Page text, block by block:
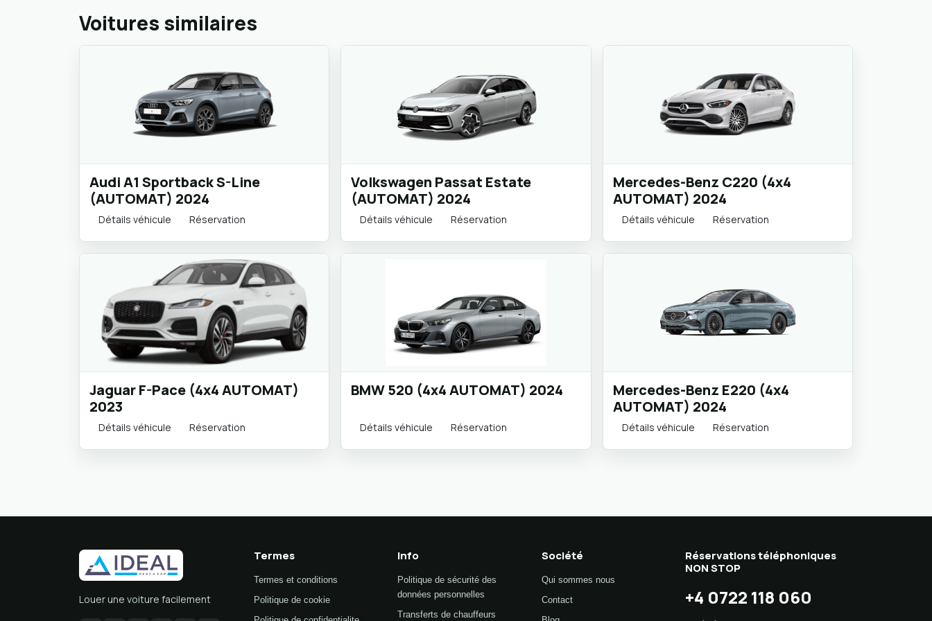
Voitures similaires
Audi A1 Sportback S-Line
(AUTOMAT) 2024
Détails véhicule Réservation
Volkswagen Passat Estate
(AUTOMAT) 2024
Détails véhicule Réservation
Mercedes-Benz C220 (4x4
AUTOMAT) 2024
Détails véhicule Réservation
Jaguar F-Pace (4x4 AUTOMAT)
2023
Détails véhicule Réservation
BMW 520 (4x4 AUTOMAT) 2024
Détails véhicule Réservation
Mercedes-Benz E220 (4x4
AUTOMAT) 2024
Détails véhicule Réservation
Louer une voiture facilement
Termes
Termes et conditions
Politique de cookie
Info
Politique de sécurité des
données personnelles
Transferts de chauffeurs
Société
Qui sommes nous
Contact
Réservations téléphoniques
NON STOP
+4 0722 118 060